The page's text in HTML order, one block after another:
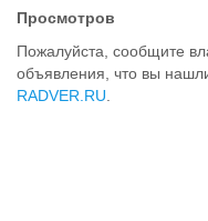
Просмотров
Пожалуйста, сообщите
объявления, что вы
RADVER.RU